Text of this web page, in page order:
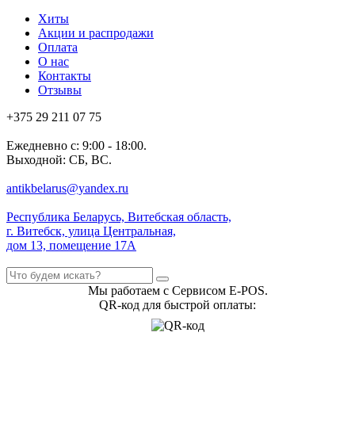
Хиты
Акции и распродажи
Оплата
О нас
Контакты
Отзывы
+375 29 211 07 75
Ежедневно с: 9:00 - 18:00.
Выходной: СБ, ВС.
antikbelarus@yandex.ru
Республика Беларусь, Витебская область,
г. Витебск, улица Центральная,
дом 13, помещение 17А
Мы работаем с Сервисом E-POS.
QR-код для быстрой оплаты: